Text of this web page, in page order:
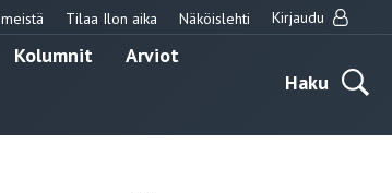
Tilaa Ilon aika Näköislehti Kirjaudu
Kolumnit
Arviot
Haku